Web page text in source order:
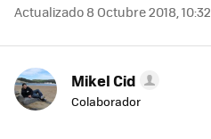
Actualizado 8 Octubre 2018, 10:32
Mikel Cid
Colaborador